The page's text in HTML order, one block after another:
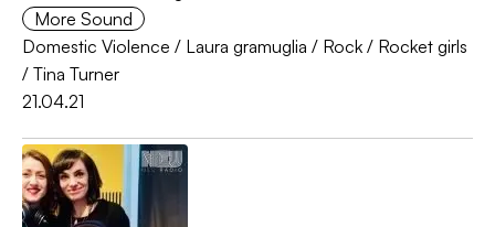
More Sound
Domestic Violence / Laura gramuglia / Rock / Rocket girls
/ Tina Turner
21.04.21